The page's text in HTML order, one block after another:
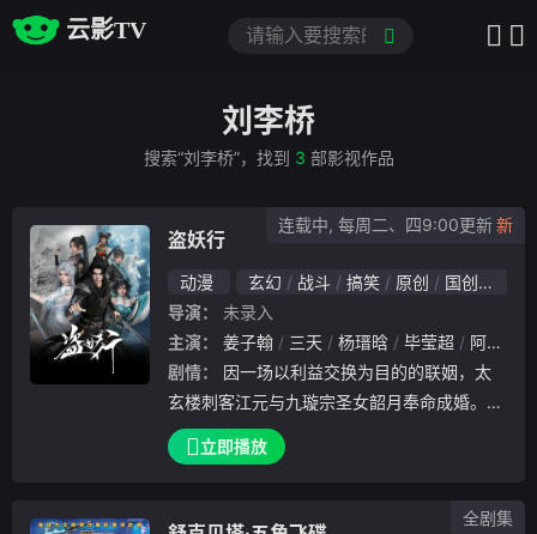
云影TV
刘李桥
搜索“刘李桥”，找到 3 部影视作品
盗妖行
动漫 玄幻 战斗 搞笑 原创
国创（B站）
导演：
未录入
主演：
姜子翰 三天 杨瑨晗 毕莹超 阿沁
剧情：
玄楼刺客江元与九璇宗圣女韶月奉命成婚。两
人在洞房夜发起暗杀，却发现彼此皆是不死之
身。为了得到对方宗门的秘宝御妖铃、镇魔钟
人尚不知道，对方也是家园被“虚无”所毁的外
立即播放
连载中, 每周二、四9:00更新
全剧集